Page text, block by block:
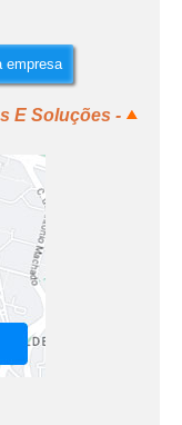
empresa
E Soluções -